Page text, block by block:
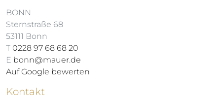
BONN
Sternstraße 68
53111 Bonn
T 0228 97 68 68 20
E bonn@mauer.de
Auf Google bewerten
Kontakt